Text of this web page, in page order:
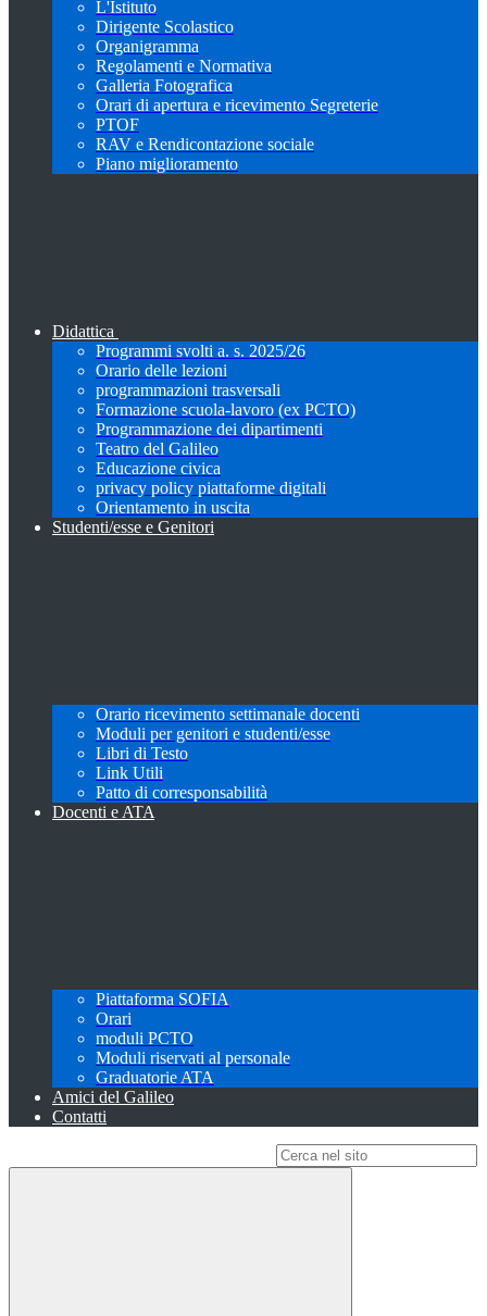
L'Istituto
Dirigente Scolastico
Organigramma
Regolamenti e Normativa
Galleria Fotografica
Orari di apertura e ricevimento Segreterie
PTOF
RAV e Rendicontazione sociale
Piano miglioramento
Didattica
Programmi svolti a. s. 2025/26
Orario delle lezioni
programmazioni trasversali
Formazione scuola-lavoro (ex PCTO)
Programmazione dei dipartimenti
Teatro del Galileo
Educazione civica
privacy policy piattaforme digitali
Orientamento in uscita
Studenti/esse e Genitori
Orario ricevimento settimanale docenti
Moduli per genitori e studenti/esse
Libri di Testo
Link Utili
Patto di corresponsabilità
Docenti e ATA
Piattaforma SOFIA
Orari
moduli PCTO
Moduli riservati al personale
Graduatorie ATA
Amici del Galileo
Contatti